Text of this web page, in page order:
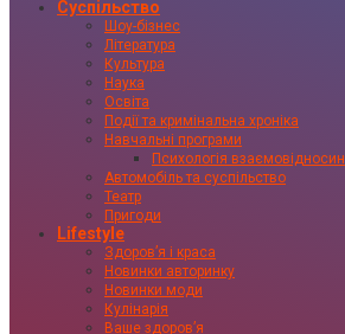
Суспільство
Шоу-бізнес
Література
Культура
Наука
Освіта
Події та кримінальна хроніка
Навчальні програми
Психологія взаємовідносин
Автомобіль та суспільство
Театр
Пригоди
Lifestyle
Здоровʼя і краса
Новинки авторинку
Новинки моди
Кулінарія
Ваше здоровʼя